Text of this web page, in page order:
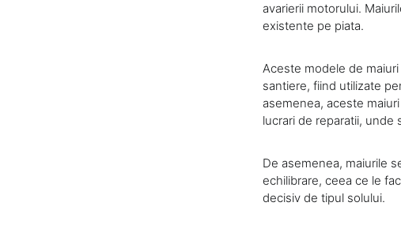
avarierii motorului.
existente pe piata.
Aceste modele de
santiere, fiind utilizate
asemenea, aceste
lucrari de reparatii, unde
De asemenea, maiurile
echilibrare, ceea ce le
decisiv de tipul solului.